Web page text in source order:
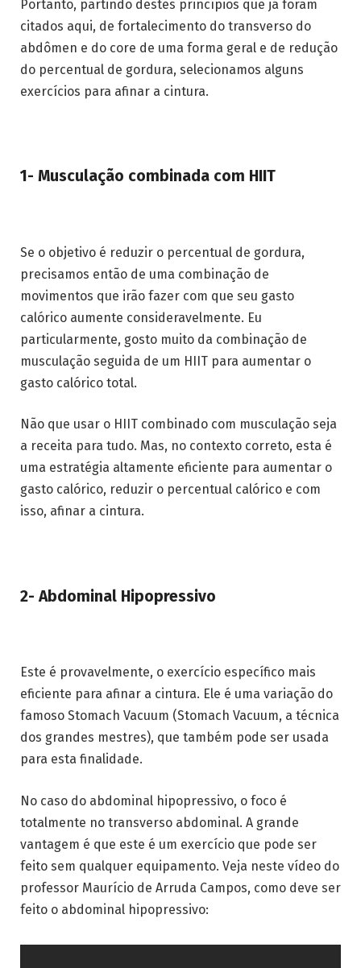
Portanto, partindo destes princípios que já foram
citados aqui, de fortalecimento do transverso do
abdômen e do core de uma forma geral e de redução
do percentual de gordura, selecionamos alguns
exercícios para afinar a cintura.
1- Musculação combinada com HIIT
Se o objetivo é reduzir o percentual de gordura,
precisamos então de uma combinação de
movimentos que irão fazer com que seu gasto
calórico aumente consideravelmente. Eu
particularmente, gosto muito da combinação de
musculação seguida de um HIIT para aumentar o
gasto calórico total.
Não que usar o HIIT combinado com musculação seja
a receita para tudo. Mas, no contexto correto, esta é
uma estratégia altamente eficiente para aumentar o
gasto calórico, reduzir o percentual calórico e com
isso, afinar a cintura.
2- Abdominal Hipopressivo
Este é provavelmente, o exercício específico mais
eficiente para afinar a cintura. Ele é uma variação do
famoso Stomach Vacuum (Stomach Vacuum, a técnica
dos grandes mestres), que também pode ser usada
para esta finalidade.
No caso do abdominal hipopressivo, o foco é
totalmente no transverso abdominal. A grande
vantagem é que este é um exercício que pode ser
feito sem qualquer equipamento. Veja neste vídeo do
professor Maurício de Arruda Campos, como deve ser
feito o abdominal hipopressivo: